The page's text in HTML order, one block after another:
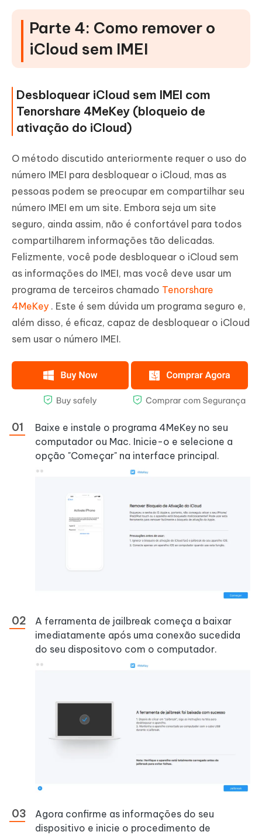
Parte 4: Como remover o
iCloud sem IMEI
Desbloquear iCloud sem IMEI com
Tenorshare 4MeKey (bloqueio de
ativação do iCloud)
O método discutido anteriormente requer o uso do
número IMEI para desbloquear o iCloud, mas as
pessoas podem se preocupar em compartilhar seu
número IMEI em um site. Embora seja um site
seguro, ainda assim, não é confortável para todos
compartilharem informações tão delicadas.
Felizmente, você pode desbloquear o iCloud sem
as informações do IMEI, mas você deve usar um
programa de terceiros chamado Tenorshare
4MeKey . Este é sem dúvida um programa seguro e,
além disso, é eficaz, capaz de desbloquear o iCloud
sem usar o número IMEI.
Baixe e instale o programa 4MeKey no seu
computador ou Mac. Inicie-o e selecione a
opção "Começar" na interface principal.
A ferramenta de jailbreak começa a baixar
imediatamente após uma conexão sucedida
do seu dispositovo com o computador.
Agora confirme as informações do seu
dispositivo e inicie o procedimento de